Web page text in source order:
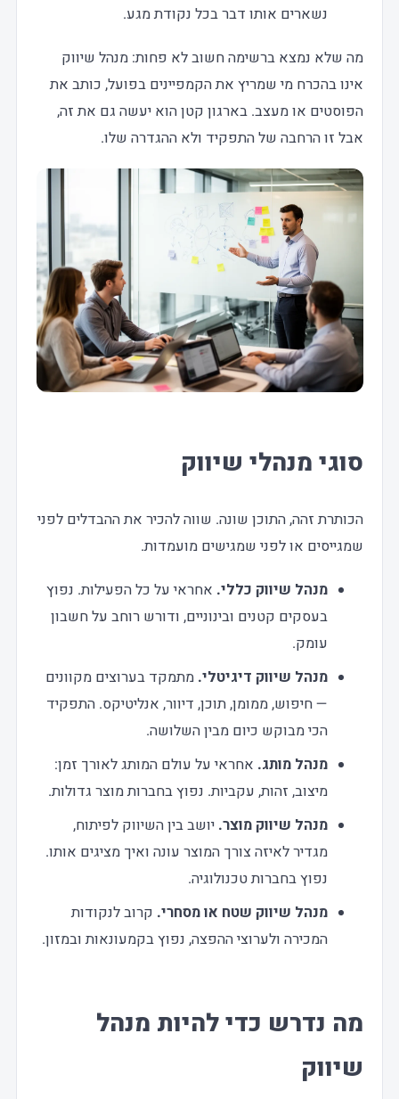
נשארים אותו דבר בכל נקודת מגע.
מה שלא נמצא ברשימה חשוב לא פחות: מנהל שיווק
אינו בהכרח מי שמריץ את הקמפיינים בפועל, כותב את
הפוסטים או מעצב. בארגון קטן הוא יעשה גם את זה,
אבל זו הרחבה של התפקיד ולא ההגדרה שלו.
סוגי מנהלי שיווק
הכותרת זהה, התוכן שונה. שווה להכיר את ההבדלים לפני
שמגייסים או לפני שמגישים מועמדות.
מנהל שיווק כללי. אחראי על כל הפעילות. נפוץ
בעסקים קטנים ובינוניים, ודורש רוחב על חשבון
עומק.
מנהל שיווק דיגיטלי. מתמקד בערוצים מקוונים
— חיפוש, ממומן, תוכן, דיוור, אנליטיקס. התפקיד
הכי מבוקש כיום מבין השלושה.
מנהל מותג. אחראי על עולם המותג לאורך זמן:
מיצוב, זהות, עקביות. נפוץ בחברות מוצר גדולות.
מנהל שיווק מוצר. יושב בין השיווק לפיתוח,
מגדיר לאיזה צורך המוצר עונה ואיך מציגים אותו.
נפוץ בחברות טכנולוגיה.
מנהל שיווק שטח או מסחרי. קרוב לנקודות
המכירה ולערוצי ההפצה, נפוץ בקמעונאות ובמזון.
מה נדרש כדי להיות מנהל
שיווק